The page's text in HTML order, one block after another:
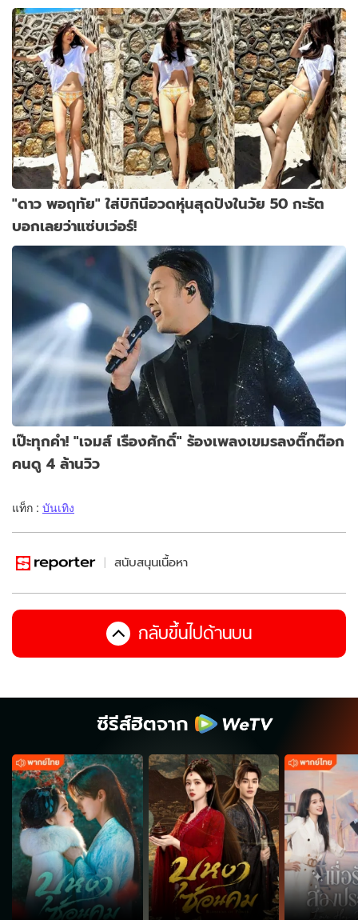
"ดาว พอฤทัย" ใส่บิกินีอวดหุ่นสุดปังในวัย 50 กะรัต
บอกเลยว่าแซ่บเว่อร์!
เป๊ะทุกคำ! "เจมส์ เรืองศักดิ์" ร้องเพลงเขมรลงติ๊กต๊อก
คนดู 4 ล้านวิว
แท็ก : บันเทิง
สนับสนุนเนื้อหา
กลับขึ้นไปด้านบน
ซีรีส์ฮิตจาก